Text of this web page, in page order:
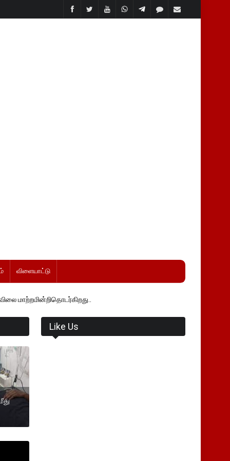
விளையாட்டு
Like Us